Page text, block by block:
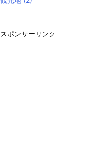
スポンサーリンク